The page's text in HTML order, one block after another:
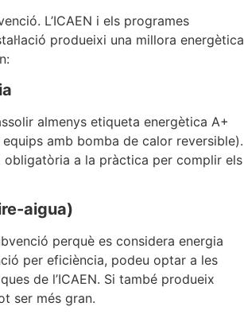
L’ICAEN i els programes
produeixi una millora energètica
almenys etiqueta energètica A+
amb bomba de calor reversible).
a la pràctica per complir els
aigua)
perquè es considera energia
per eficiència, podeu optar a les
de l’ICAEN. Si també produeix
ser més gran.